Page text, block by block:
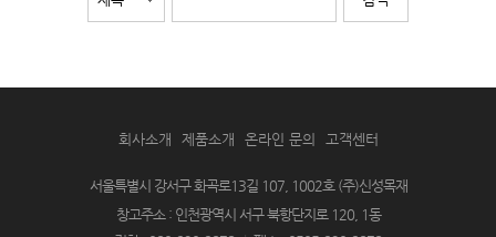
회사소개 제품소개 온라인 문의 고객센터
서울특별시 강서구 화곡로13길 107, 1002호 (주)신성목재
창고주소 : 인천광역시 서구 북항단지로 120, 1동